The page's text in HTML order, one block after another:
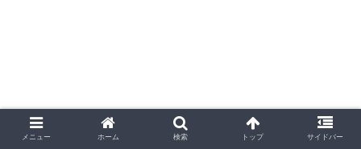
メニュー ホーム 検索 トップ サイドバー